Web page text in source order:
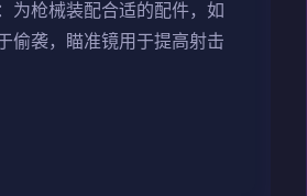
：为枪械装配合适的配件，如
偷袭，瞄准镜用于提高射击